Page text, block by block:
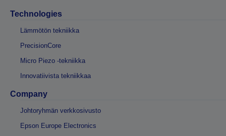
Technologies
Lämmötön tekniikka
PrecisionCore
Micro Piezo -tekniikka
Innovatiivista tekniikkaa
Company
Johtoryhmän verkkosivusto
Epson Europe Electronics